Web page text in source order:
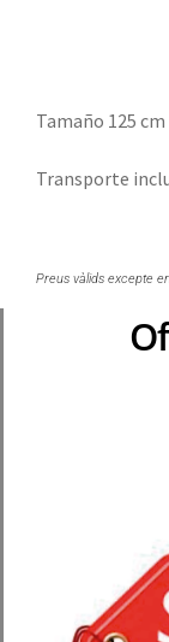
Tamaño 125 cm
Transporte
Preus vàlids excepte